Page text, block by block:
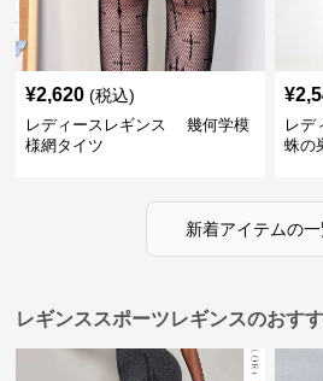
¥2,620 (税込)
レディースレギンス 幾何学模
様網タイツ
¥
レデ
蛛の
新着アイテムの
レギンススポーツレギンスのおす